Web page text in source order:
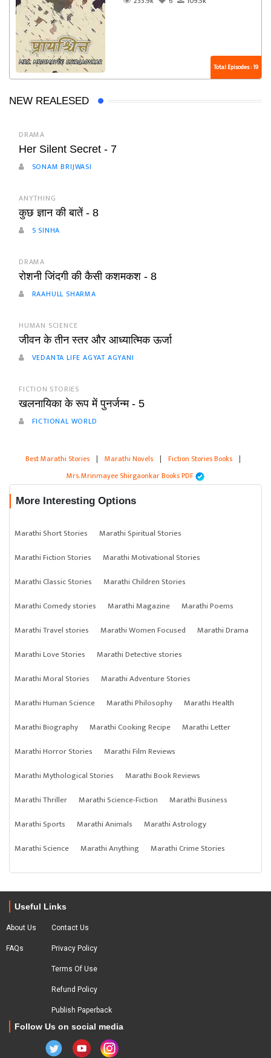
Total Episodes : 19
NEW REALESED
DRAMA
Her Silent Secret - 7
SONAM BRIJWASI
ANYTHING
कुछ ज्ञान की बातें - 8
S SINHA
DRAMA
रोशनी जिंदगी की कैसी कशमकश - 8
RAAHULL SHARMA
HUMAN SCIENCE
जीवन के तीन स्तर और आध्यात्मिक ऊर्जा
VEDANTA LIFE AGYAT AGYANI
FICTION STORIES
खलनायिका के रूप में पुनर्जन्म - 5
FICTIONAL WORLD
Best Marathi Stories | Marathi Novels | Fiction Stories Books |
Mrs. Mrinmayee Shirgaonkar Books PDF
More Interesting Options
Marathi Short Stories
Marathi Spiritual Stories
Marathi Fiction Stories
Marathi Motivational Stories
Marathi Classic Stories
Marathi Children Stories
Marathi Comedy stories
Marathi Magazine
Marathi Poems
Marathi Travel stories
Marathi Women Focused
Marathi Drama
Marathi Love Stories
Marathi Detective stories
Marathi Moral Stories
Marathi Adventure Stories
Marathi Human Science
Marathi Philosophy
Marathi Health
Marathi Biography
Marathi Cooking Recipe
Marathi Letter
Marathi Horror Stories
Marathi Film Reviews
Marathi Mythological Stories
Marathi Book Reviews
Marathi Thriller
Marathi Science-Fiction
Marathi Business
Marathi Sports
Marathi Animals
Marathi Astrology
Marathi Science
Marathi Anything Marathi Crime Stories
Useful Links
About Us
FAQs
Contact Us
Privacy Policy
Terms Of Use
Refund Policy
Publish Paperback
Follow Us on social media